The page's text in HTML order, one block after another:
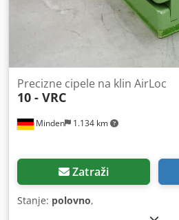
Minden 1.134 km
Precizne cipele na klin AirLoc
10 - VRC
Zatraži
Stanje: polovno,